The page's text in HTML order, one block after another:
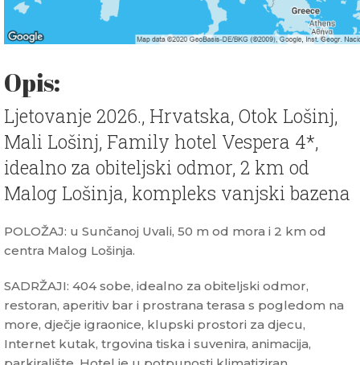
Opis:
Ljetovanje 2026., Hrvatska, Otok Lošinj,
Mali Lošinj, Family hotel Vespera 4*,
idealno za obiteljski odmor, 2 km od
Malog Lošinja, kompleks vanjski bazena
POLOŽAJ: u Sunčanoj Uvali, 50 m od mora i 2 km od
centra Malog Lošinja.
SADRŽAJI: 404 sobe, idealno za obiteljski odmor,
restoran, aperitiv bar i prostrana terasa s pogledom na
more, dječje igraonice, klupski prostori za djecu,
Internet kutak, trgovina tiska i suvenira, animacija,